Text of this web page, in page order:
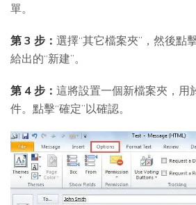
單。
第 3 步： 選擇“其它檔案夾”，然後點
給出的“新建”。
第 4 步： 這將設置一個新檔案夾，用
件。點擊“確定”以確認。